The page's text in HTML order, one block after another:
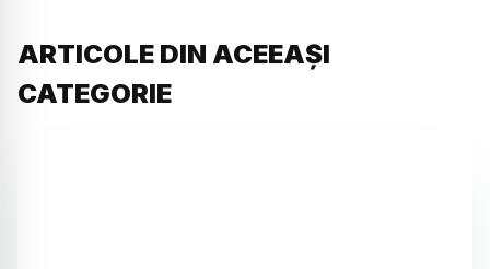
ARTICOLE DIN ACEEAȘI
CATEGORIE